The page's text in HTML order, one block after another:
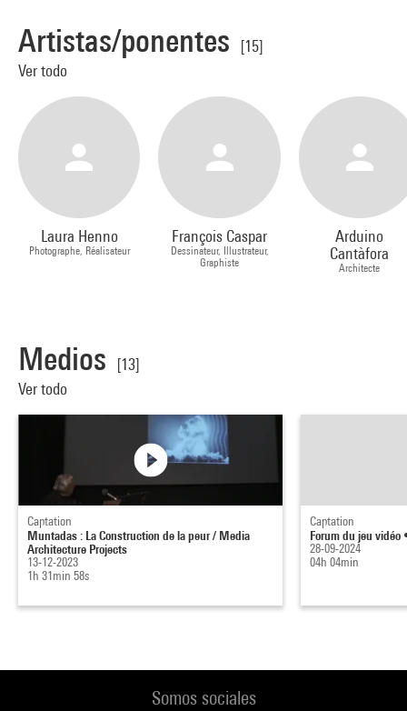
Artistas/ponentes
[15]
Ver todo
Laura Henno
Photographe, Réalisateur
François Caspar
Dessinateur, Illustrateur,
Graphiste
Arduino
Cantàfora
Architecte
Medios
[13]
Ver todo
Captation
Muntadas : La Construction de la peur / Media
Architecture Projects
13-12-2023
1h 31min 58s
Captation
Forum du jeu vidéo
28-09-2024
04h 04min
Somos sociales